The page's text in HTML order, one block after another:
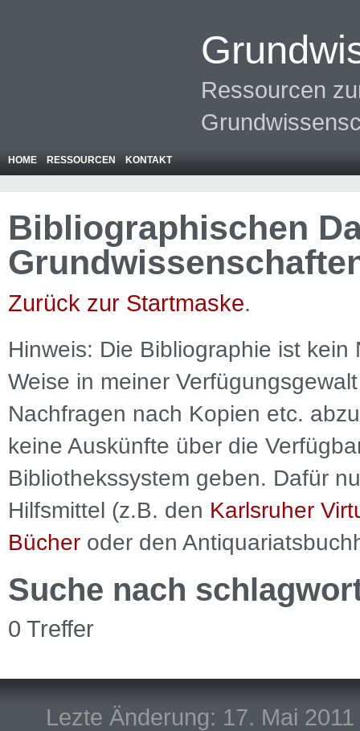
Ressourcen
HOME RESSOURCEN KONTAKT
Bibliographischen
Zurück zur Startmaske.
Hinweis: Die Bibliographie ist kein
Weise in meiner
Nachfragen nach Kopien etc.
keine Auskünfte über die
Bibliothekssystem geben. Dafür
Hilfsmittel (z.B. den Karlsruher
Bücher oder den
Suche nach
0 Treffer
Lezte Änderung: 17. Mai